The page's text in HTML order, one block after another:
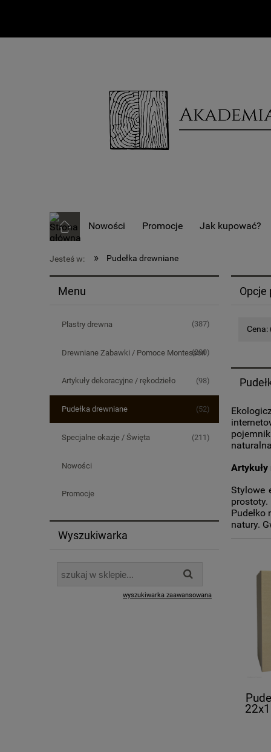
Nowości Promocje Jak kupować?
Jesteś w: » Pudełka drewniane
Menu
Plastry drewna (387)
Drewniane Zabawki / Pomoce Montessori
(200)
Artykuły dekoracyjne / rękodzieło (98)
Pudełka drewniane (52)
Specjalne okazje / Święta (211)
Nowości
Promocje
Wyszukiwarka
wyszukiwarka zaawansowana
Opcje
Stylowe
natury.